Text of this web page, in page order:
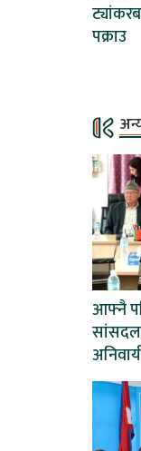
पक्राउ
आफ्नै
अनिवार्य